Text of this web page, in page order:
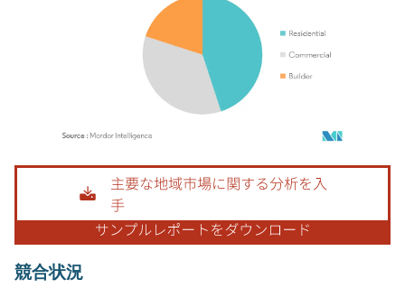
画像 © Mordor Intelligence。再利用にはCC BY 4.0の表示が必要です。
競合状況